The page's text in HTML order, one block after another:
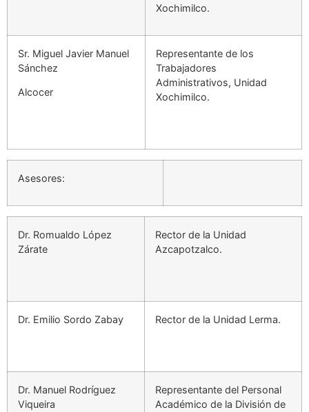
Xochimilco.
Sr. Miguel Javier Manuel
Sánchez
Alcocer
Representante de los
Trabajadores
Administrativos, Unidad
Xochimilco.
Asesores:
Dr. Romualdo López
Zárate
Rector de la Unidad
Azcapotzalco.
Dr. Emilio Sordo Zabay Rector de la Unidad Lerma.
Dr. Manuel Rodríguez
Viqueira
Representante del Personal
Académico de la División de